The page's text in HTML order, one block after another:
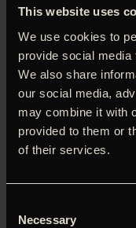
This website uses
We use cookies to
provide social
We also share
our social media,
may combine it with
provided to them or
of their services.
Selection
Necessary
‘Tager pusten fra dig.’
stjerner)
om den spanske